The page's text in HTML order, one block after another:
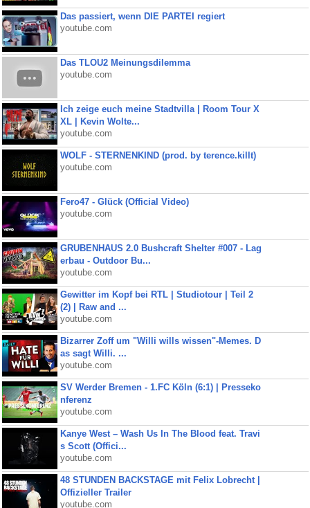
Das passiert, wenn DIE PARTEI regiert
youtube.com
Das TLOU2 Meinungsdilemma
youtube.com
Ich zeige euch meine Stadtvilla | Room Tour X
XL | Kevin Wolte...
youtube.com
WOLF - STERNENKIND (prod. by terence.killt)
youtube.com
Fero47 - Glück (Official Video)
youtube.com
GRUBENHAUS 2.0 Bushcraft Shelter #007 - Lag
erbau - Outdoor Bu...
youtube.com
Gewitter im Kopf bei RTL | Studiotour | Teil 2
(2) | Raw and ...
youtube.com
Bizarrer Zoff um "Willi wills wissen"-Memes. D
as sagt Willi. ...
youtube.com
SV Werder Bremen - 1.FC Köln (6:1) | Presseko
nferenz
youtube.com
Kanye West – Wash Us In The Blood feat. Travi
s Scott (Offici...
youtube.com
48 STUNDEN BACKSTAGE mit Felix Lobrecht |
Offizieller Trailer
youtube.com